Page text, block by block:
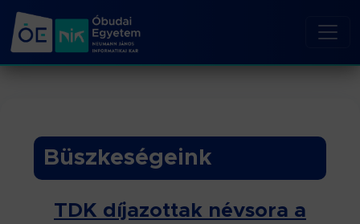
Büszkeségeink
TDK díjazottak névsora a